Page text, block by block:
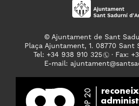
© Ajuntament de Sant
Plaça Ajuntament, 1. 08770 Sant
Tel: +34 938 910 325
· Fax:
E-mail: ajuntament